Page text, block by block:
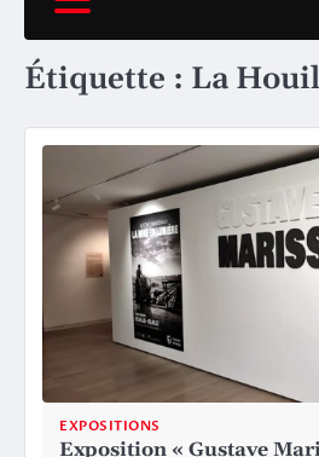
Étiquette : La
EXPOSITIONS
Exposition « Gustave